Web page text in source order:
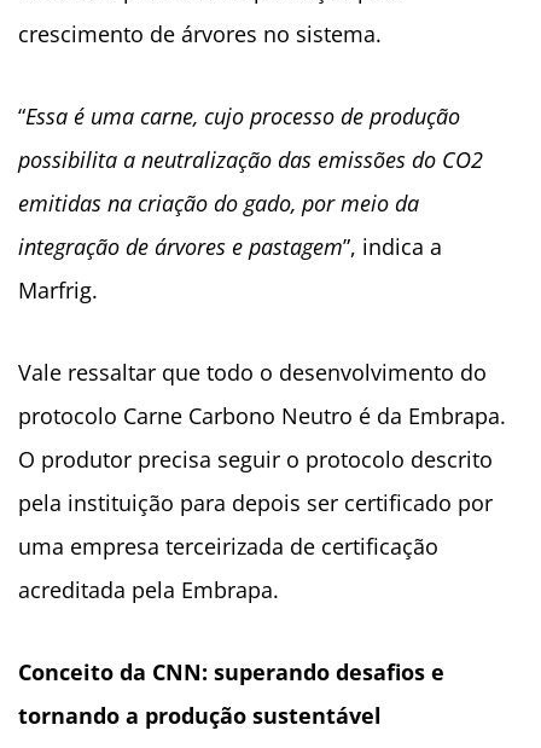
crescimento de árvores no sistema.
“Essa é uma carne, cujo processo de produção
possibilita a neutralização das emissões do CO2
emitidas na criação do gado, por meio da
integração de árvores e pastagem”, indica a
Marfrig.
Vale ressaltar que todo o desenvolvimento do
protocolo Carne Carbono Neutro é da Embrapa.
O produtor precisa seguir o protocolo descrito
pela instituição para depois ser certificado por
uma empresa terceirizada de certificação
acreditada pela Embrapa.
Conceito da CNN: superando desafios e
tornando a produção sustentável